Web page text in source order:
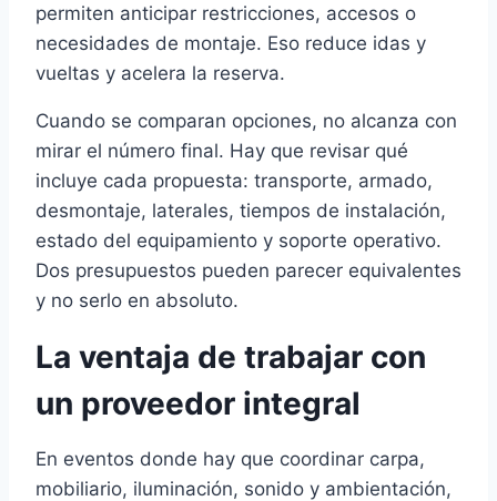
permiten anticipar restricciones, accesos o
necesidades de montaje. Eso reduce idas y
vueltas y acelera la reserva.
Cuando se comparan opciones, no alcanza con
mirar el número final. Hay que revisar qué
incluye cada propuesta: transporte, armado,
desmontaje, laterales, tiempos de instalación,
estado del equipamiento y soporte operativo.
Dos presupuestos pueden parecer equivalentes
y no serlo en absoluto.
La ventaja de trabajar con
un proveedor integral
En eventos donde hay que coordinar carpa,
mobiliario, iluminación, sonido y ambientación,